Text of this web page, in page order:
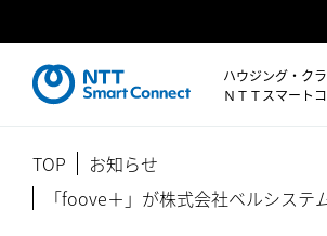
ハウジング・ク
ＮＴＴスマート
TOP
お知らせ
「foove＋」が株式会社ベルシス